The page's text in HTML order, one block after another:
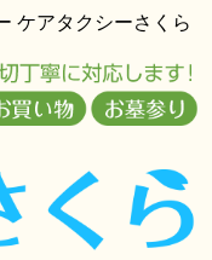
ケアタクシーさくら